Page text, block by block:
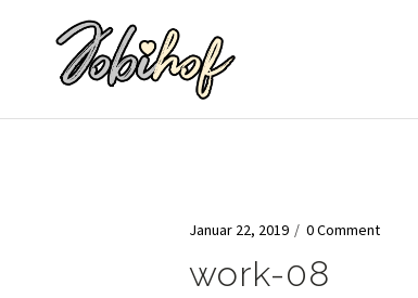
Januar 22, 2019 / 0 Comment
work-08